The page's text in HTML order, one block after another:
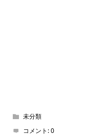
未分類
コメント:0